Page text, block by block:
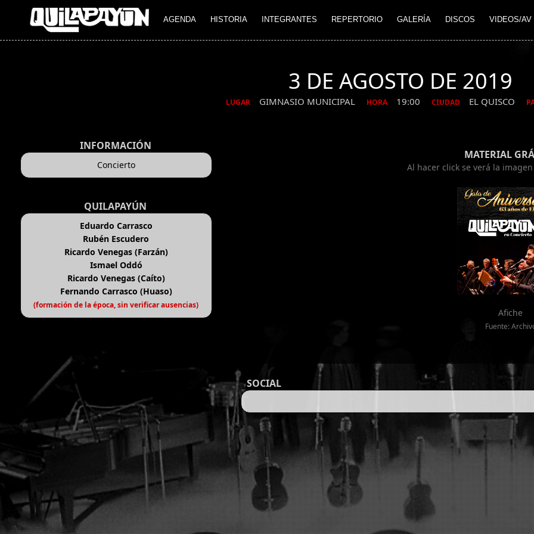
AGENDA HISTORIA INTEGRANTES REPERTORIO GALERÍA DISCOS VIDEOS/AV
3 DE AGOSTO DE 2019
LUGAR GIMNASIO MUNICIPAL HORA 19:00 CIUDAD EL QUISCO
INFORMACIÓN
Concierto
QUILAPAYÚN
Eduardo Carrasco
Rubén Escudero
Ricardo Venegas (Farzán)
Ismael Oddó
Ricardo Venegas (Caíto)
Fernando Carrasco (Huaso)
(formación de la época, sin verificar ausencias)
MATERIAL
Al hacer click se verá la
Afiche
Fuente:
SOCIAL